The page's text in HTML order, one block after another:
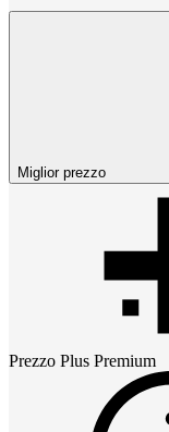
Miglior prezzo
Prezzo Plus Premium